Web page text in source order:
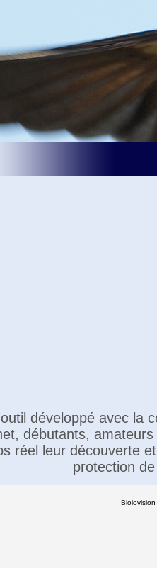
développé avec la
débutants,
réel leur découverte
protection
Biolovision